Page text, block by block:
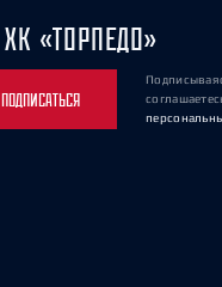
«ТОРПЕДО»
ПОДПИСАТЬСЯ